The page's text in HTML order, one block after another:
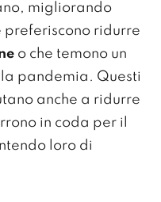
migliorando
preferiscono ridurre
o che temono un
pandemia. Questi
anche a ridurre
in coda per il
loro di